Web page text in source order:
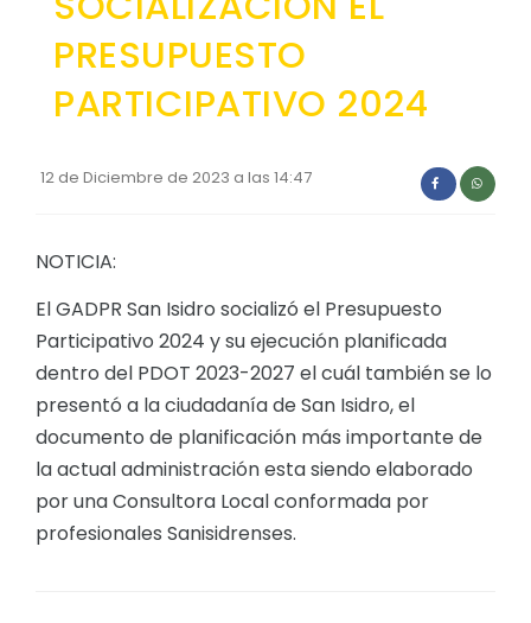
GESTIÓN ADMINISTRATIVA
Plan de desarrollo y Ordenamiento Territorial -
Cédulas presupuestarias y balances
Procesos de contratación
Ejecución Presupuestaria
Obras y proyectos
PRESUPUESTO
PARTICIPATIVO 2024
12 de Diciembre de 2023 a las 14:47
NOTICIA:
El GADPR San Isidro socializó el Presupuesto
Participativo 2024 y su ejecución planificada
dentro del PDOT 2023-2027 el cuál también se lo
presentó a la ciudadanía de San Isidro, el
documento de planificación más importante de
la actual administración esta siendo elaborado
por una Consultora Local conformada por
profesionales Sanisidrenses.